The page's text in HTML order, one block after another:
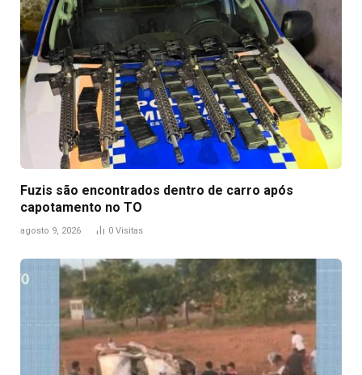
Fuzis são encontrados dentro de carro após
capotamento no TO
agosto 9, 2026 0 Visitas